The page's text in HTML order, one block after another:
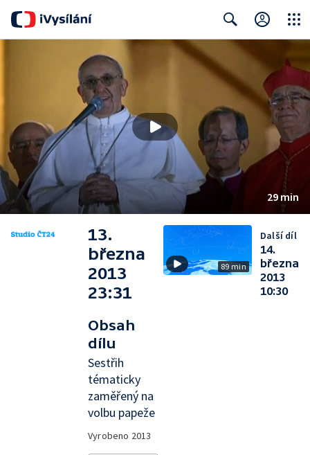
Search
29 min
13.
března
2013
23:31
Obsah
dílu
Sestřih
tématicky
zaměřený na
volbu papeže
Vyrobeno 2013
89 min
Další díl
14.
března
2013
10:30